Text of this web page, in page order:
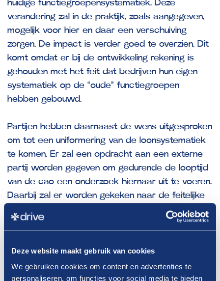
Deze website maakt gebruik van cookies
We gebruiken cookies om content en advertenties te
personaliseren, om functies voor social media te bieden
huidige functiegroepensystematiek. Deze
verandering zal in de praktijk, zoals aangegeven,
mogelijk voor hier en daar een verschuiving
zorgen. De impact is verder goed te overzien. Dit
komt omdat er bij de ontwikkeling rekening is
gehouden met het feit dat bedrijven hun eigen
systematiek op de “oude” functiegroepen
hebben gebouwd.
Partijen hebben daarnaast de wens uitgesproken
om tot een uniformering van de loonsystematiek
te komen. Er zal een opdracht aan een externe
partij worden gegeven om gedurende de looptijd
van de cao een onderzoek hiernaar uit te voeren.
Daarbij zal er worden gekeken naar de feitelijke
verloning (incl. eigen loonsystemen), vergelijkbare
branches en inbreng van werkgevers- en
Generatiepact
Er zijn afspraken gemaakt om het generatiepact